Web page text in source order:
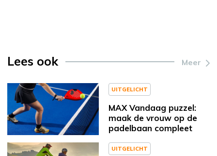
Lees ook Meer
UITGELICHT
MAX Vandaag puzzel:
maak de vrouw op de
padelbaan compleet
UITGELICHT